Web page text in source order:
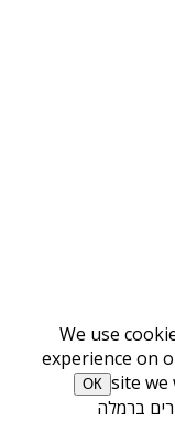
We use
experience on
site we
ОК
ברמלה